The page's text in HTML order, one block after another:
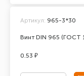
Винт DIN 965 (ГОСТ
Артикул: 965-3*30
0.53 ₽